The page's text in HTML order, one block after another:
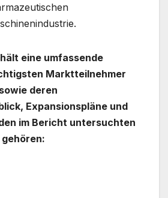
eine umfassende
Marktteilnehmer
deren
Expansionspläne und
im Bericht untersuchten